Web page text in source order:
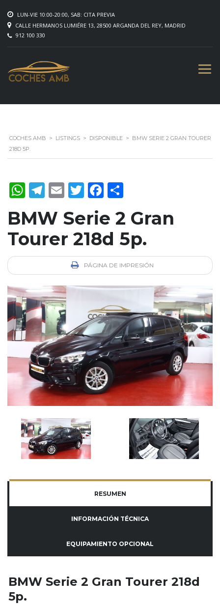
LUN-VIE 10:00-20:00, SAB: CITA PREVIA
CALLE HERMANOS LUMIÉRE 13, 28500 ARGANDA DEL REY, MADRID
912 100 330
COCHES AMB > LISTINGS > DISPONIBLE > BMW SERIE 2 GRAN TOURER
218D 5P.
WhatsApp
Telegram
EmailTwitterFacebook
BMW Serie 2 Gran
Tourer 218d 5p.
PÁGINA DE IMPRESIÓN
RESUMEN
INFORMACIÓN TÉCNICA
EQUIPAMIENTO OPCIONAL
BMW Serie 2 Gran Tourer 218d
5p.